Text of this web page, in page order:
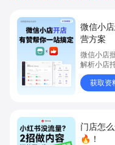
微信小
营方案
微信小店
解析小店
多账号微
销玩法，
量管理、
获取资
门店怎
🔥！